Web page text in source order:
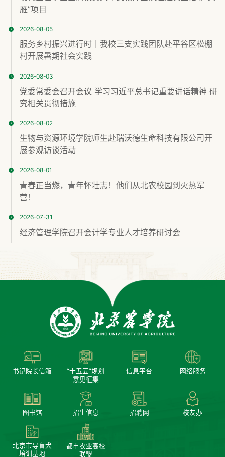
雁”项目
2026-08-05
服务乡村振兴进行时｜我校三支实践团队赴平谷区松棚
村开展暑期社会实践
2026-08-03
党委常委会召开会议 学习习近平总书记重要讲话精神 研
究相关贯彻措施
2026-08-02
生物与资源环境学院师生赴瑞沃德生命科技有限公司开
展参观访谈活动
2026-08-01
青春正当燃，青年怀壮志！他们从北农校园到火热军
营！
2026-07-31
经济管理学院召开会计学专业人才培养研讨会
书记院长信箱
“十五五”规划
意见征集
信息平台 网络服务
图书馆 招生信息 招聘网 校友办
北京市导盲犬
培训基地
都市农业高校
联盟